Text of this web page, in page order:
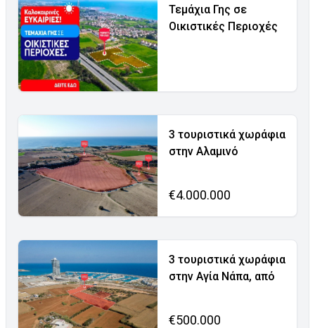
Τεμάχια Γης σε
Οικιστικές Περιοχές
3 τουριστικά χωράφια
στην Αλαμινό
€4.000.000
3 τουριστικά χωράφια
στην Αγία Νάπα, από
€500.000